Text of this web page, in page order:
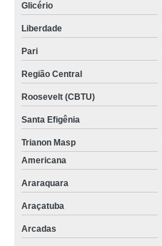
Glicério
Liberdade
Pari
Região Central
Roosevelt (CBTU)
Santa Efigênia
Trianon Masp
Americana
Araraquara
Araçatuba
Arcadas